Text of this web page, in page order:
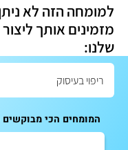
למומחה הזה לא
מזמינים אותך
שלנו:
המומחים הכי